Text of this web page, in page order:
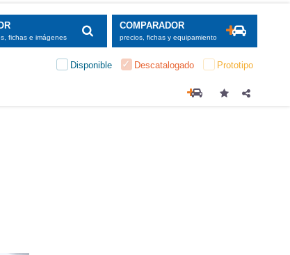
fichas e imágenes
COMPARADOR
precios, fichas y equipamiento
Disponible Descatalogado Prototipo